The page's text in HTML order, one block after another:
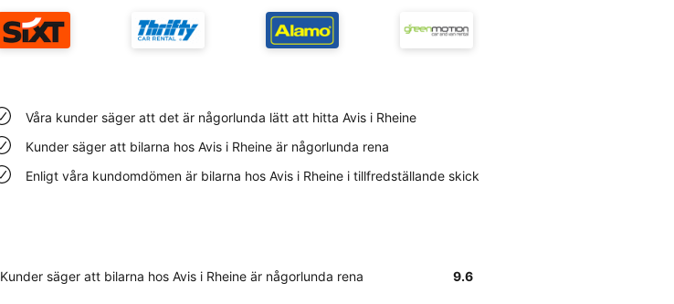
Våra kunder säger att det är någorlunda lätt att hitta Avis i Rheine
Kunder säger att bilarna hos Avis i Rheine är någorlunda rena
Enligt våra kundomdömen är bilarna hos Avis i Rheine i tillfredställande skick
Kunder säger att bilarna hos Avis i Rheine är någorlunda rena 9.6